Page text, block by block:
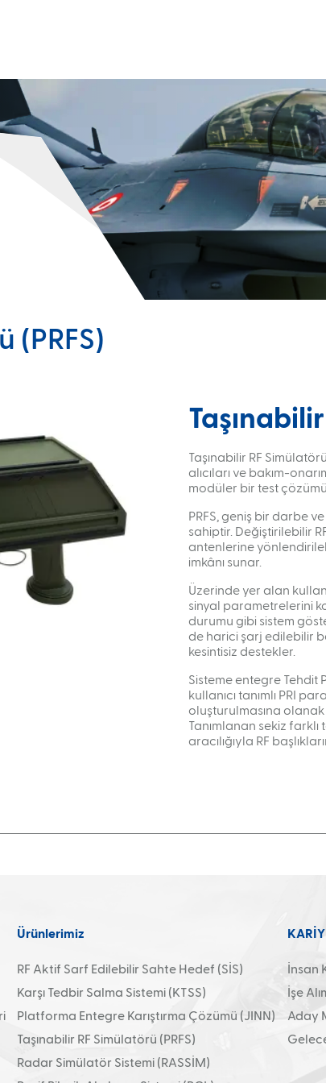
RF Aktif Sarf Edilebilir Sahte Hedef (SİS)
Karşı Tedbir Salma Sistemi (KTSS)
Platforma Entegre Karıştırma Çözümü (JINN)
Taşınabilir RF Simülatörü (PRFS)
Radar Simülatör Sistemi (RASSİM)
Pasif Bileşik Algılama Sistemi (PCL)
(PRFS)
Taşınabilir RF
alıcıları ve bakım-
modüler bir test
PRFS, geniş bir darbe
sahiptir. Değiştirilebilir
antenlerine
imkânı sunar.
Üzerinde yer alan
sinyal parametrelerini
durumu gibi sistem
de harici şarj edilebilir
kesintisiz destekler.
Sisteme entegre Tehdit
kullanıcı tanımlı PRI
oluşturulmasına olanak
Tanımlanan sekiz
aracılığıyla RF
Ürünlerimiz
RF Aktif Sarf Edilebilir Sahte Hedef (SİS)
Karşı Tedbir Salma Sistemi (KTSS)
Platforma Entegre Karıştırma Çözümü (JINN)
Taşınabilir RF Simülatörü (PRFS)
Radar Simülatör Sistemi (RASSİM)
İnsan
İşe
Aday